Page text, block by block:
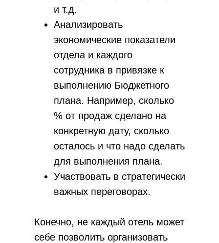
и т.д.
Анализировать
экономические показатели
отдела и каждого
сотрудника в привязке к
выполнению Бюджетного
плана. Например, сколько
% от продаж сделано на
конкретную дату, сколько
осталось и что надо сделать
для выполнения плана.
Участвовать в стратегически
важных переговорах.
Конечно, не каждый отель может
себе позволить организовать